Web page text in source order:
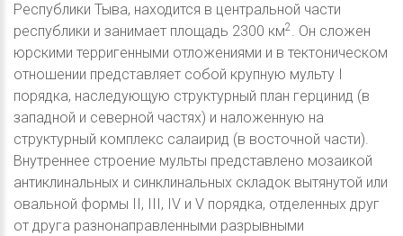
Республики Тыва, находится в центральной части
республики и занимает площадь 2300 км2. Он сложен
юрскими терригенными отложениями и в тектоническом
отношении представляет собой крупную мульту I
порядка, наследующую структурный план герцинид (в
западной и северной частях) и наложенную на
структурный комплекс салаирид (в восточной части).
Внутреннее строение мульты представлено мозаикой
антиклинальных и синклинальных складок вытянутой или
овальной формы II, III, IV и V порядка, отделенных друг
от друга разнонаправленными разрывными